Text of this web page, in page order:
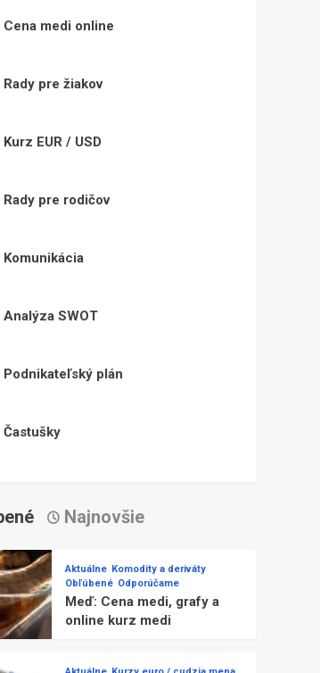
Cena medi online
Rady pre žiakov
Kurz EUR / USD
Rady pre rodičov
Komunikácia
Analýza SWOT
Podnikateľský plán
Častušky
Najnovšie
Aktuálne Komodity a deriváty
Obľúbené Odporúčame
Meď: Cena medi, grafy a
online kurz medi